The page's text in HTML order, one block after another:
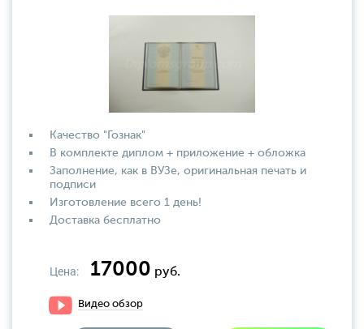
Качество "Гознак"
В комплекте диплом + приложение + обложка
Заполнение, как в ВУЗе, оригинальная печать и
подписи
Изготовление всего 1 день!
Доставка бесплатно
Цена: 17000 руб.
Видео обзор